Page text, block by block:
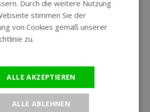
Durch die weitere Nutzung
stimmen Sie der
von Cookies gemäß unserer
zu.
ALLE AKZEPTIEREN
ALLE ABLEHNEN